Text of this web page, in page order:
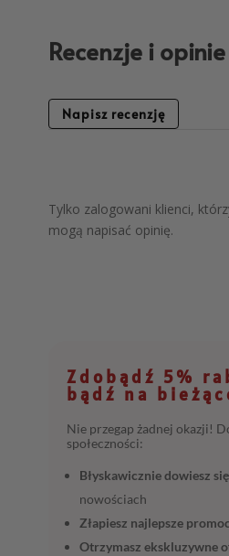
Recenzje i opinie
Napisz recenzję
Tylko zalogowani klienci,
mogą napisać opinię.
Zdobądź 5%
bądź na
Nie przegap żadnej okazji!
społeczności:
Błyskawicznie dowiesz się
nowościach
Złapiesz najlepsze
Otrzymasz ekskluzywne